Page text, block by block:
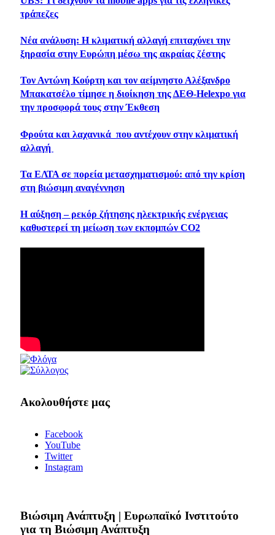
τράπεζες
Νέα ανάλυση: Η κλιματική αλλαγή επιταχύνει την
ξηρασία στην Ευρώπη μέσω της ακραίας ζέστης
Τον Αντώνη Κούρτη και τον αείμνηστο Αλέξανδρο
Μπακατσέλο τίμησε η διοίκηση της ΔΕΘ-Helexpo για
την προσφορά τους στην Έκθεση
Φρούτα και λαχανικά που αντέχουν στην κλιματική
αλλαγή
Τα ΕΛΤΑ σε πορεία μετασχηματισμού: από την κρίση
στη βιώσιμη αναγέννηση
Η αύξηση – ρεκόρ ζήτησης ηλεκτρικής ενέργειας
καθυστερεί τη μείωση των εκπομπών CO2
Ακολουθήστε μας
Facebook
YouTube
Twitter
Instagram
Bιώσιμη Ανάπτυξη | Ευρωπαϊκό Ινστιτούτο
για τη Βιώσιμη Ανάπτυξη